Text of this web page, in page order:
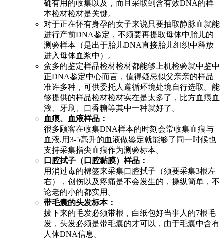
确有用的收集以及，而且采取到含有效DNA的样
本检材检材是关键。
对于正在怀有身孕的女子来说只要抽取静脉血就能
进行产前DNA鉴定，不须要再提取母体中胎儿的
测验样本（是出于胎儿DNA直接胎儿组织中释放
进入母体血浆中）。
蛮多的鉴定样品检材检材都能够上机检验就中鉴中
正DNA鉴定中心而言，值得疑忌似父亲亲的样品
准许多种，可供委托人遵循环境处境自行选取。能
够提供的样品检材检材实在是太多了，比方血痕血
液、牙刷、口香糖等其中一种就好了。
血痕、血液样品：
很多顾客在收集DNA样本的时刻会常收集血痕与
血液,用3-5毫升的血液做鉴定就能够了同一时候也
支持采集指尖血痕作为测验标本。
口腔拭子（口腔黏膜）样品：
用消过毒的棉签来采集口腔拭子（须要采集3根左
右），创伤以及疼痛是不会发生的，操纵简单，不
论老的小的都实用。
带毛囊的头发标本：
拔下来的毛发必须带根，白纸包好当事人的7根毛
发，头发必须是带毛囊的才可以，由于毛囊中含有
人体DNA信息。